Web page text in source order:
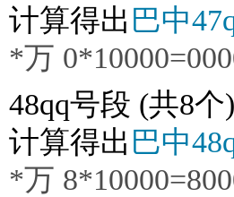
计算得出 巴中
*万 0
48qq号段 (共8个
计算得出 巴中
*万 8